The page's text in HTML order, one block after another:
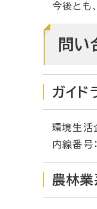
今後とも
問い
ガイド
環境生活
内線番
農林業